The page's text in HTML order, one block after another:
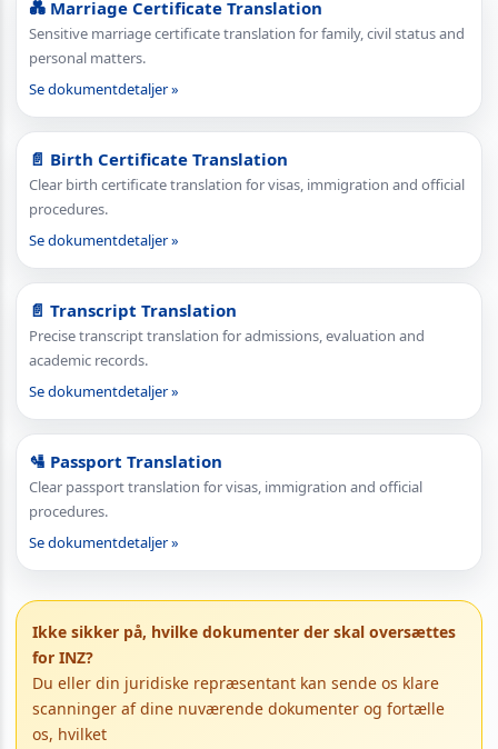
💑 Marriage Certificate Translation
Sensitive marriage certificate translation for family, civil status and
personal matters.
Se dokumentdetaljer »
📄 Birth Certificate Translation
Clear birth certificate translation for visas, immigration and official
procedures.
Se dokumentdetaljer »
📄 Transcript Translation
Precise transcript translation for admissions, evaluation and
academic records.
Se dokumentdetaljer »
🛂 Passport Translation
Clear passport translation for visas, immigration and official
procedures.
Se dokumentdetaljer »
Ikke sikker på, hvilke dokumenter der skal oversættes
for INZ?
Du eller din juridiske repræsentant kan sende os klare
scanninger af dine nuværende dokumenter og fortælle
os, hvilket